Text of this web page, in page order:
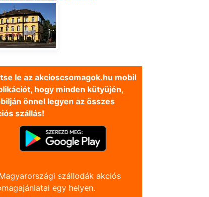
le az akcioscsomagok.hu mobil
hogy minden kütyüjén,
önnel legyen az összes
szállás!
Magyarországi szállodák akciós
egy helyen.